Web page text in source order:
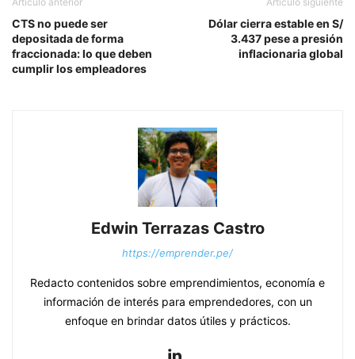
CTS no puede ser
depositada de forma
fraccionada: lo que deben
cumplir los empleadores
Dólar cierra estable en S/
3.437 pese a presión
inflacionaria global
Edwin Terrazas Castro
https://emprender.pe/
Redacto contenidos sobre emprendimientos, economía e
información de interés para emprendedores, con un
enfoque en brindar datos útiles y prácticos.